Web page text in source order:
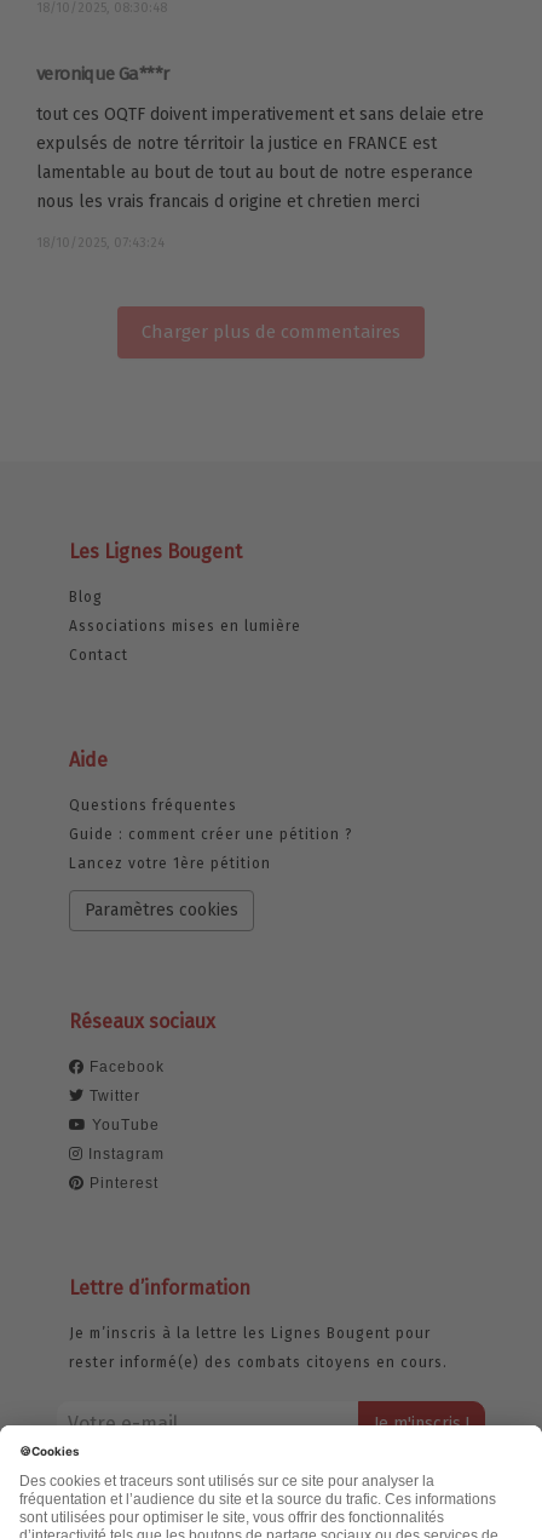
18/10/2025, 08:30:48
veronique Ga***r
tout ces OQTF doivent imperativement et sans delaie etre
expulsés de notre térritoir la justice en FRANCE est
lamentable au bout de tout au bout de notre esperance
nous les vrais francais d origine et chretien merci
18/10/2025, 07:43:24
Charger plus de commentaires
Les Lignes Bougent
Blog
Associations mises en lumière
Contact
Aide
Questions fréquentes
Guide : comment créer une pétition ?
Lancez votre 1ère pétition
Paramètres cookies
Réseaux sociaux
Facebook
Twitter
YouTube
Instagram
Pinterest
Lettre d’information
Je m’inscris à la lettre les Lignes Bougent pour
rester informé(e) des combats citoyens en cours.
jamais échangée. Pour consulter notre politique de confidentialité,
cliquez ici.